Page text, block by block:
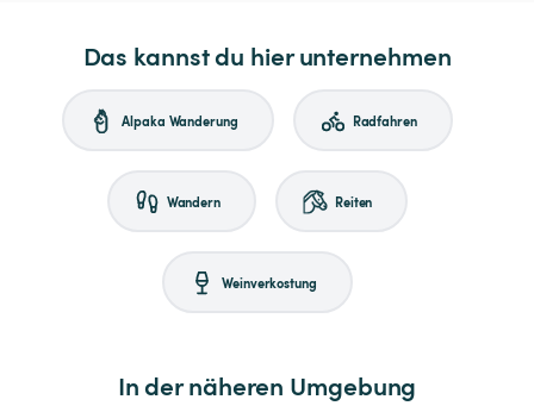
Das kannst du hier unternehmen
Alpaka Wanderung Radfahren
Wandern Reiten
Weinverkostung
In der näheren Umgebung